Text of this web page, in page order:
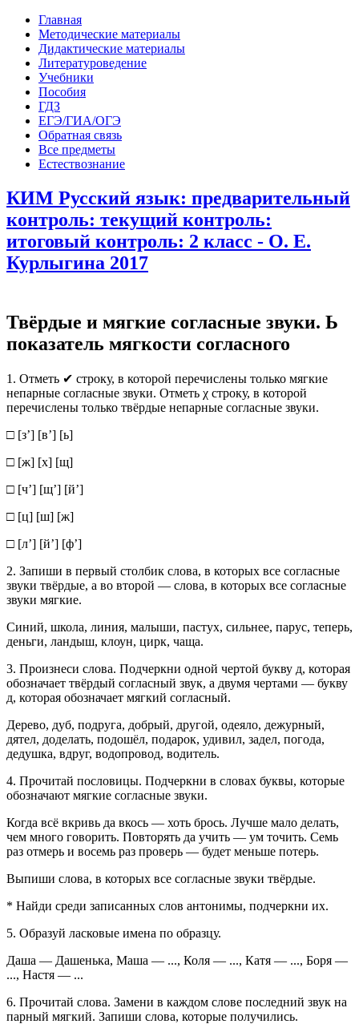
Главная
Методические материалы
Дидактические материалы
Литературоведение
Учебники
Пособия
ГДЗ
ЕГЭ/ГИА/ОГЭ
Обратная связь
Все предметы
Естествознание
КИМ Русский язык: предварительный
контроль: текущий контроль:
итоговый контроль: 2 класс - О. Е.
Курлыгина 2017
Твёрдые и мягкие согласные звуки. Ь
показатель мягкости согласного
1. Отметь ✔ строку, в которой перечислены только мягкие
непарные согласные звуки. Отметь χ строку, в которой
перечислены только твёрдые непарные согласные звуки.
□ [з’] [в’] [ь]
□ [ж] [х] [щ]
□ [ч’] [щ’] [й’]
□ [ц] [ш] [ж]
□ [л’] [й’] [ф’]
2. Запиши в первый столбик слова, в которых все согласные
звуки твёрдые, а во второй — слова, в которых все согласные
звуки мягкие.
Синий, школа, линия, малыши, пастух, сильнее, парус, теперь,
деньги, ландыш, клоун, цирк, чаща.
3. Произнеси слова. Подчеркни одной чертой букву д, которая
обозначает твёрдый согласный звук, а двумя чертами — букву
д, которая обозначает мягкий согласный.
Дерево, дуб, подруга, добрый, другой, одеяло, дежурный,
дятел, доделать, подошёл, подарок, удивил, задел, погода,
дедушка, вдруг, водопровод, водитель.
4. Прочитай пословицы. Подчеркни в словах буквы, которые
обозначают мягкие согласные звуки.
Когда всё вкривь да вкось — хоть брось. Лучше мало делать,
чем много говорить. Повторять да учить — ум точить. Семь
раз отмерь и восемь раз проверь — будет меньше потерь.
Выпиши слова, в которых все согласные звуки твёрдые.
* Найди среди записанных слов антонимы, подчеркни их.
5. Образуй ласковые имена по образцу.
Даша — Дашенька, Маша — ..., Коля — ..., Катя — ..., Боря —
..., Настя — ...
6. Прочитай слова. Замени в каждом слове последний звук на
парный мягкий. Запиши слова, которые получились.